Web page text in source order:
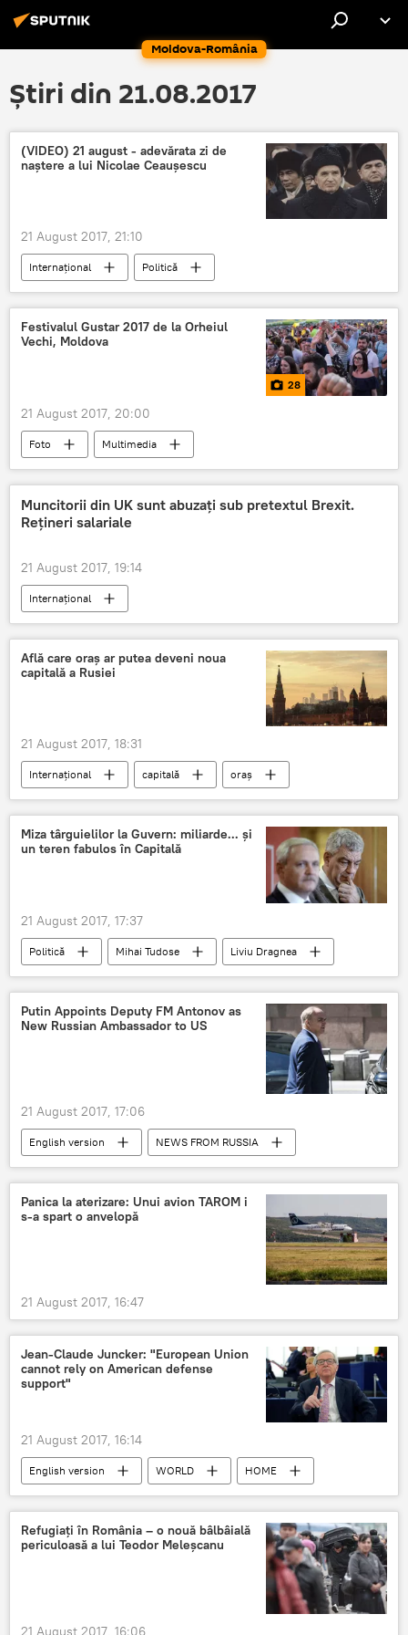
Moldova-România
Știri din 21.08.2017
(VIDEO) 21 august - adevărata zi de
naștere a lui Nicolae Ceaușescu
21 August 2017, 21:10
Internaţional
Politică
Nicolae Ceaușescu
Festivalul Gustar 2017 de la Orheiul
Vechi, Moldova
28
21 August 2017, 20:00
Foto Multimedia
Muncitorii din UK sunt abuzaţi sub pretextul Brexit.
Reţineri salariale
21 August 2017, 19:14
Internaţional
Brexit. Marea Britanie a ieșit din UE
Brexit
Află care oraș ar putea deveni noua
capitală a Rusiei
21 August 2017, 18:31
Internaţional capitală
oraș
Rusia
Miza târguielilor la Guvern: miliarde... și
un teren fabulos în Capitală
21 August 2017, 17:37
Politică Mihai Tudose Liviu Dragnea
Putin Appoints Deputy FM Antonov as
New Russian Ambassador to US
21 August 2017, 17:06
English version
NEWS FROM RUSSIA
HOME
Vladimir Putin
Anatoly Antonov
Panica la aterizare: Unui avion TAROM i
s-a spart o anvelopă
21 August 2017, 16:47
Jean-Claude Juncker: "European Union
cannot rely on American defense
support"
21 August 2017, 16:14
English version WORLD
HOME
Jean Claude Juncker
EU
Refugiați în România – o nouă bâlbâială
periculoasă a lui Teodor Meleșcanu
21 August 2017, 16:06